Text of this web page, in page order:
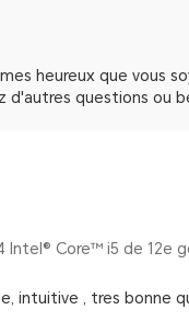
heureux que vous
d'autres questions ou
intuitive , tres bonne